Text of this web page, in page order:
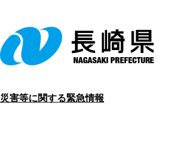
災害等に関する緊急情報